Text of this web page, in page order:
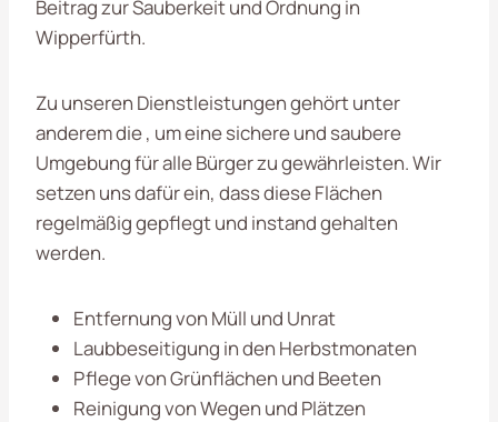
Beitrag zur Sauberkeit und Ordnung in
Wipperfürth.
Zu unseren Dienstleistungen gehört unter
anderem die , um eine sichere und saubere
Umgebung für alle Bürger zu gewährleisten. Wir
setzen uns dafür ein, dass diese Flächen
regelmäßig gepflegt und instand gehalten
werden.
Entfernung von Müll und Unrat
Laubbeseitigung in den Herbstmonaten
Pflege von Grünflächen und Beeten
Reinigung von Wegen und Plätzen